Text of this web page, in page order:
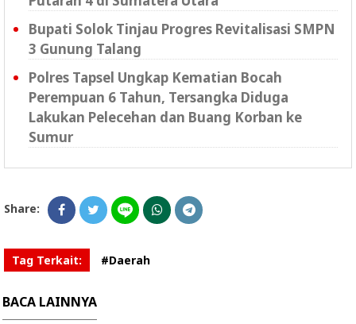
Bupati Solok Tinjau Progres Revitalisasi SMPN
3 Gunung Talang
Polres Tapsel Ungkap Kematian Bocah
Perempuan 6 Tahun, Tersangka Diduga
Lakukan Pelecehan dan Buang Korban ke
Sumur
Share:
Tag Terkait: #Daerah
BACA LAINNYA